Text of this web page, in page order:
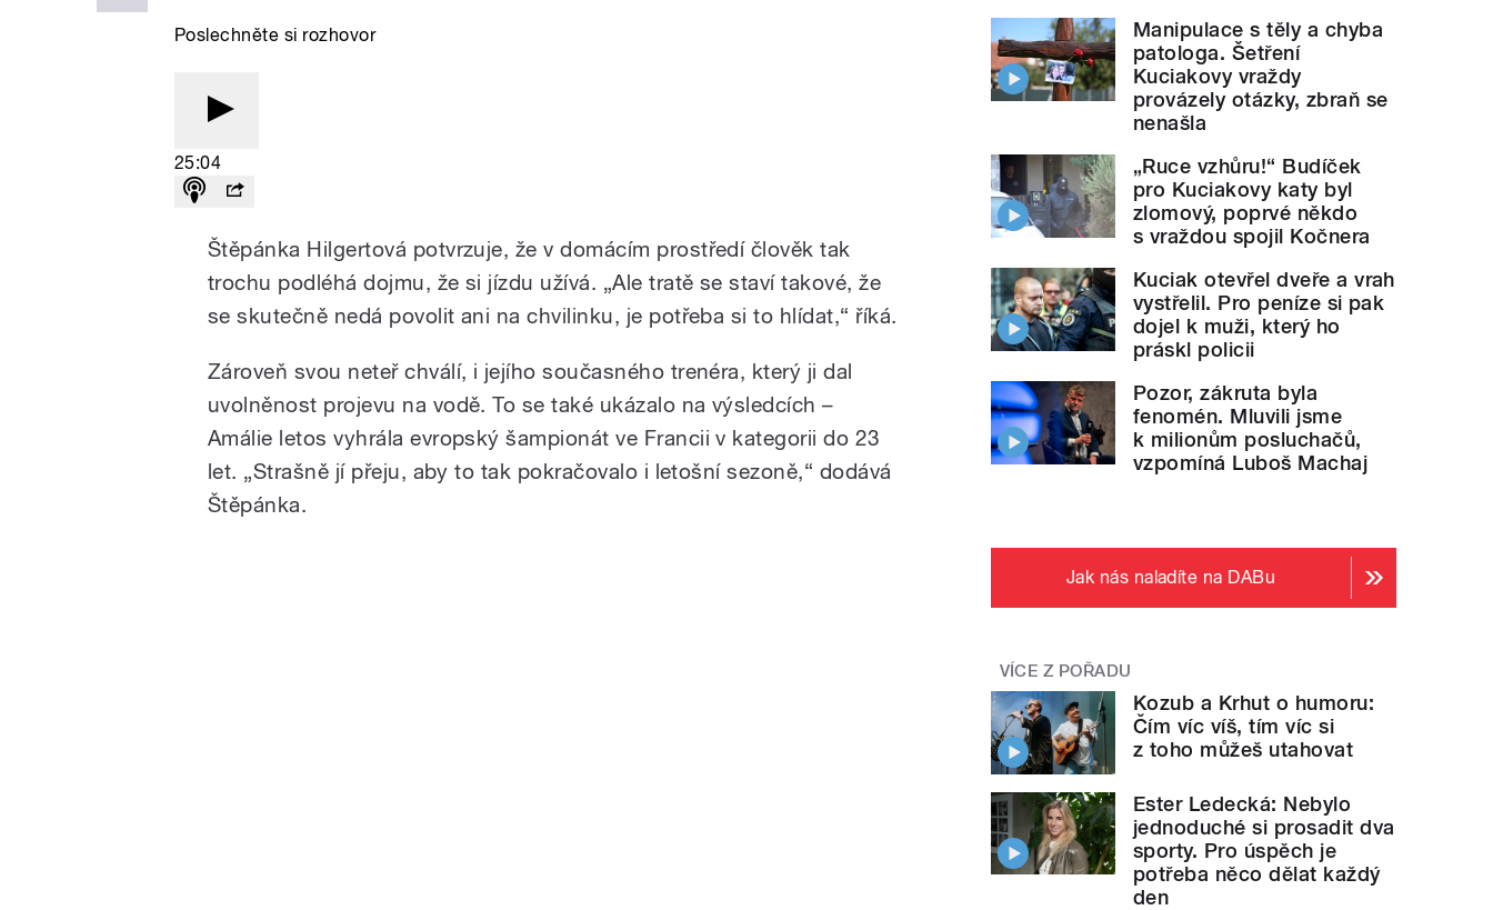
Poslechněte si rozhovor
25:04
Štěpánka Hilgertová potvrzuje, že v domácím prostředí člověk tak
trochu podléhá dojmu, že si jízdu užívá. „Ale tratě se staví takové, že
se skutečně nedá povolit ani na chvilinku, je potřeba si to hlídat,“ říká.
Zároveň svou neteř chválí, i jejího současného trenéra, který ji dal
uvolněnost projevu na vodě. To se také ukázalo na výsledcích –
Amálie letos vyhrála evropský šampionát ve Francii v kategorii do 23
let. „Strašně jí přeju, aby to tak pokračovalo i letošní sezoně,“ dodává
Štěpánka.
Manipulace s těly a chyba
patologa. Šetření
Kuciakovy vraždy
provázely otázky, zbraň se
nenašla
„Ruce vzhůru!“ Budíček
pro Kuciakovy katy byl
zlomový, poprvé někdo
s vraždou spojil Kočnera
Kuciak otevřel dveře a vrah
vystřelil. Pro peníze si pak
dojel k muži, který ho
práskl policii
Pozor, zákruta byla
fenomén. Mluvili jsme
k milionům posluchačů,
vzpomíná Luboš Machaj
Jak nás naladíte na DABu
VÍCE Z POŘADU
Kozub a Krhut o humoru:
Čím víc víš, tím víc si
z toho můžeš utahovat
Ester Ledecká: Nebylo
jednoduché si prosadit dva
sporty. Pro úspěch je
potřeba něco dělat každý
den